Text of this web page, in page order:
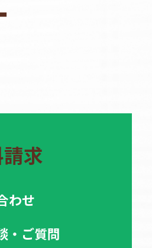
求
わせ
・ご質問